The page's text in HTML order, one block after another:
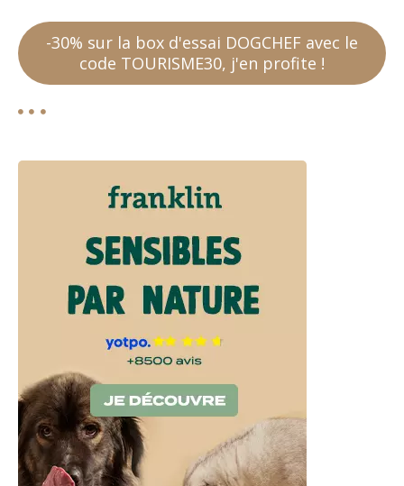
-30% sur la box d'essai DOGCHEF avec le
code TOURISME30, j'en profite !